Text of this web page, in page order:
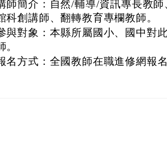
師簡介：自然/輔導/資訊專長教
科創講師、翻轉教育專欄教師。
與對象：本縣所屬國小、國中對
。
名方式：全國教師在職進修網報